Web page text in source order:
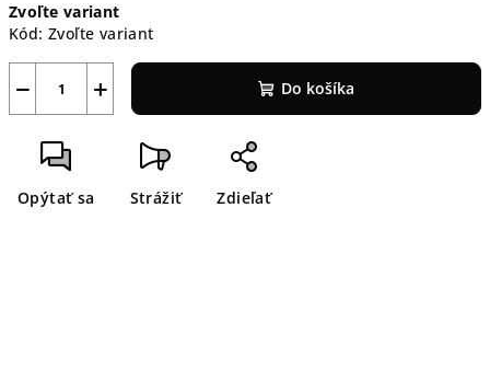
cena:
Zvoľte variant
Kód: Zvoľte variant
+
− Do košíka
Opýtať sa Strážiť Zdieľať